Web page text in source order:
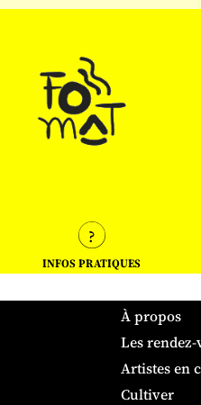
INFOS PRATIQUES
À propos
Les
Artistes en
Cultiver